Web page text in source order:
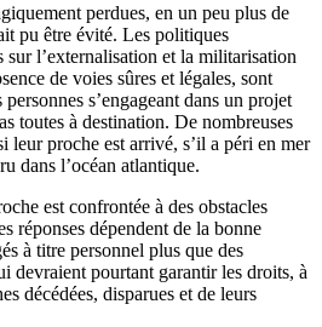
perdues, en un peu plus de
pu être évité. Les politiques
sur l’externalisation et la militarisation
de voies sûres et légales, sont
s’engageant dans un projet
toutes à destination. De nombreuses
leur proche est arrivé, s’il a péri en mer
dans l’océan atlantique.
est confrontée à des obstacles
réponses dépendent de la bonne
à titre personnel plus que des
devraient pourtant garantir les droits, à
décédées, disparues et de leurs